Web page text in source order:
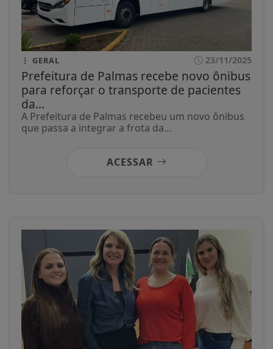
GERAL 23/11/2025
Prefeitura de Palmas recebe novo ônibus
para reforçar o transporte de pacientes
da...
A Prefeitura de Palmas recebeu um novo ônibus
que passa a integrar a frota da...
ACESSAR